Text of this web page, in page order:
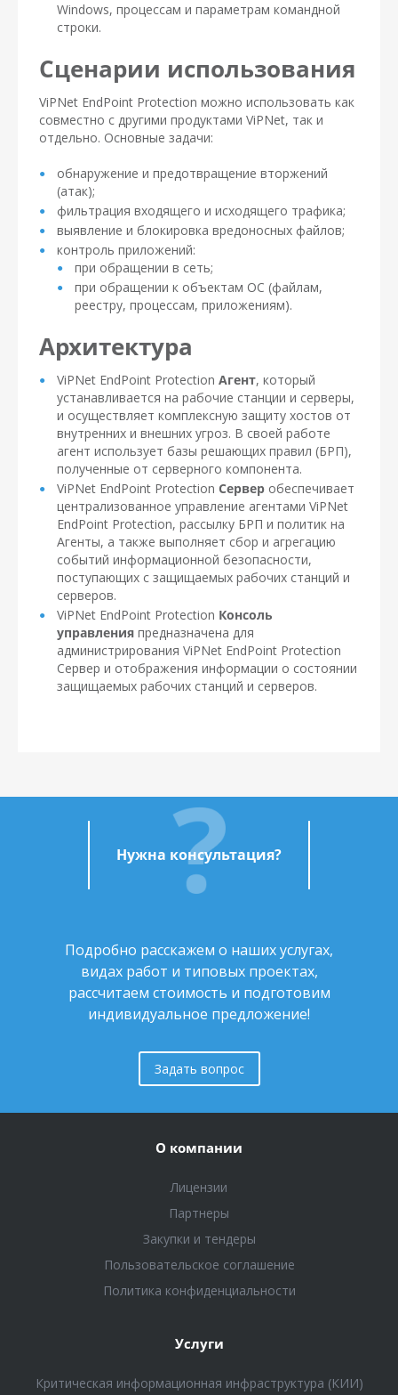
Windows, процессам и параметрам командной
строки.
Сценарии использования
ViPNet EndPoint Protection можно использовать как
совместно с другими продуктами ViPNet, так и
отдельно. Основные задачи:
обнаружение и предотвращение вторжений
(атак);
фильтрация входящего и исходящего трафика;
выявление и блокировка вредоносных файлов;
контроль приложений:
при обращении в сеть;
при обращении к объектам ОС (файлам,
реестру, процессам, приложениям).
Архитектура
ViPNet EndPoint Protection Агент, который
устанавливается на рабочие станции и серверы,
и осуществляет комплексную защиту хостов от
внутренних и внешних угроз. В своей работе
агент использует базы решающих правил (БРП),
полученные от серверного компонента.
ViPNet EndPoint Protection Сервер обеспечивает
централизованное управление агентами ViPNet
EndPoint Protection, рассылку БРП и политик на
Агенты, а также выполняет сбор и агрегацию
событий информационной безопасности,
поступающих с защищаемых рабочих станций и
серверов.
ViPNet EndPoint Protection Консоль
управления предназначена для
администрирования ViPNet EndPoint Protection
Сервер и отображения информации о состоянии
защищаемых рабочих станций и серверов.
Нужна консультация?
Подробно расскажем о наших услугах,
видах работ и типовых проектах,
рассчитаем стоимость и подготовим
индивидуальное предложение!
Задать вопрос
О компании
Лицензии
Партнеры
Закупки и тендеры
Пользовательское соглашение
Политика конфиденциальности
Услуги
Критическая информационная инфраструктура (КИИ)